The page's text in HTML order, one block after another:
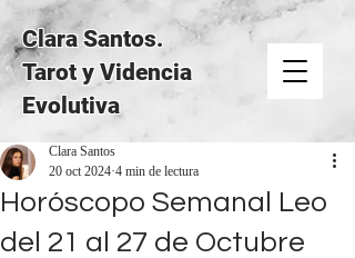
Clara Santos.
Tarot y Videncia
Evolutiva
Horóscopo Semanal Leo
del 21 al 27 de Octubre
Clara Santos
20 oct 20244 min de lectura